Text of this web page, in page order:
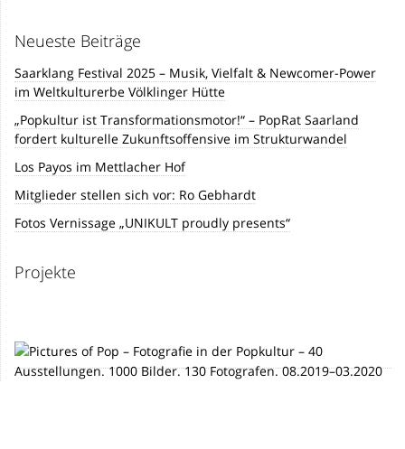
Neueste Beiträge
Saarklang Festival 2025 – Musik, Vielfalt & Newcomer-Power
im Weltkulturerbe Völklinger Hütte
„Popkultur ist Transformationsmotor!“ – PopRat Saarland
fordert kulturelle Zukunftsoffensive im Strukturwandel
Los Payos im Mettlacher Hof
Mitglieder stellen sich vor: Ro Gebhardt
Fotos Vernissage „UNIKULT proudly presents“
Projekte